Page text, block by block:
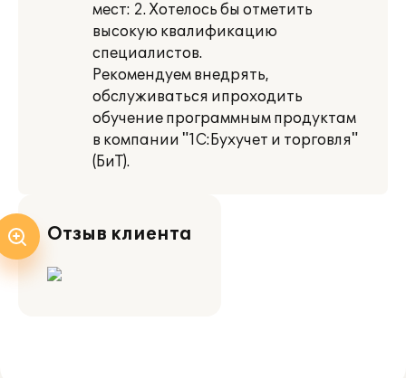
мест: 2. Хотелось бы отметить
высокую квалификацию
специалистов.
Рекомендуем внедрять,
обслуживаться ипроходить
обучение программным продуктам
в компании "1С:Бухучет и торговля"
(БиТ).
Отзыв клиента